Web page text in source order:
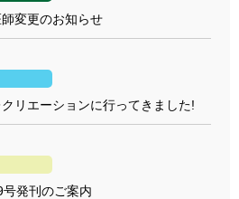
変更のお知らせ
リエーションに行ってきました!
発刊のご案内